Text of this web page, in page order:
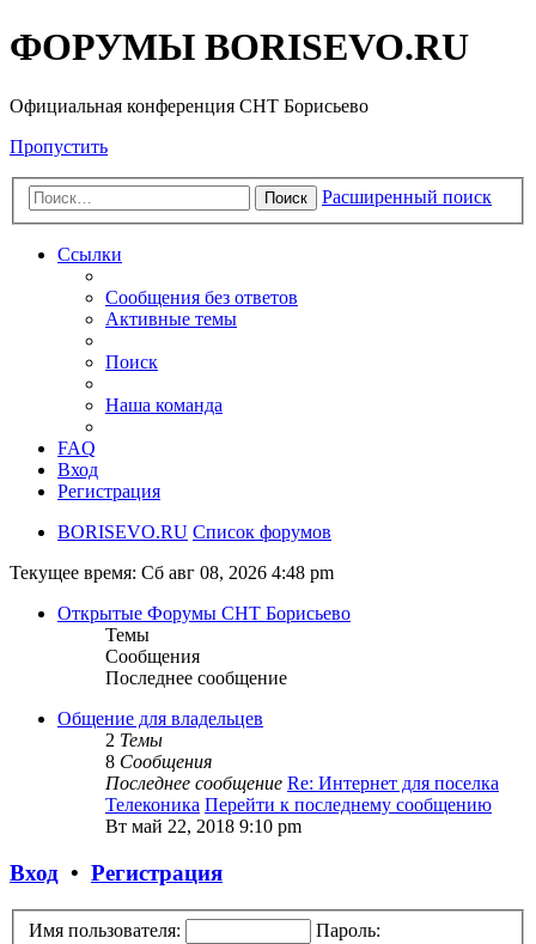
ФОРУМЫ BORISEVO.RU
Официальная конференция СНТ Борисьево
Пропустить
Поиск Расширенный поиск
Ссылки
Сообщения без ответов
Активные темы
Поиск
Наша команда
FAQ
Вход
Регистрация
BORISEVO.RU Список форумов
Текущее время: Сб авг 08, 2026 4:48 pm
Открытые Форумы СНТ Борисьево
Темы
Сообщения
Последнее сообщение
Общение для владельцев
2 Темы
8 Сообщения
Последнее сообщение Re: Интернет для поселка
Телеконика Перейти к последнему сообщению
Вт май 22, 2018 9:10 pm
Вход • Регистрация
Имя пользователя:
Пароль: